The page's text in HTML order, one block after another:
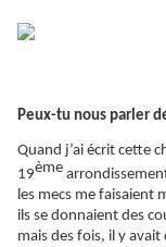
Peux-tu nous parler
Quand j’ai écrit cette
19ème
les mecs me faisaient
ils se donnaient des
mais des fois, il y avait